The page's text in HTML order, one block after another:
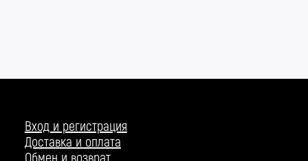
Вход и регистрация
Доставка и оплата
Обмен и возврат